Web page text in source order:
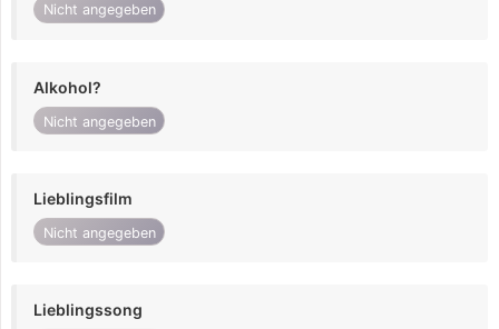
Nicht angegeben
Alkohol?
Nicht angegeben
Lieblingsfilm
Nicht angegeben
Lieblingssong